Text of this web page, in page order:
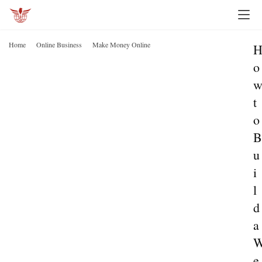
Home Online Business Make Money Online
H
o
w
t
o
B
u
i
l
d
a